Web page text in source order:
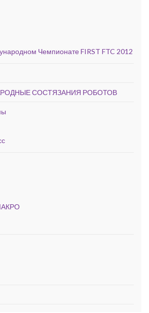
Чемпионате FIRST FTC 2012
СОСТЯЗАНИЯ РОБОТОВ